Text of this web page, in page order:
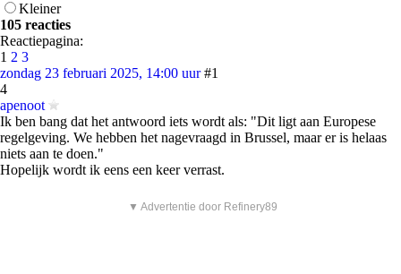
Kleiner
105 reacties
Reactiepagina:
1 2 3
zondag 23 februari 2025, 14:00 uur #1
4
apenoot
Ik ben bang dat het antwoord iets wordt als: "Dit ligt aan Europese
regelgeving. We hebben het nagevraagd in Brussel, maar er is helaas
niets aan te doen."
Hopelijk wordt ik eens een keer verrast.
▼ Advertentie door Refinery89